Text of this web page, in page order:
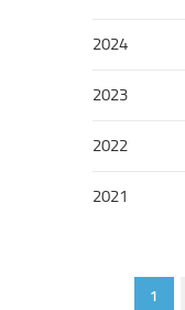
2024
2023
2022
2021
1